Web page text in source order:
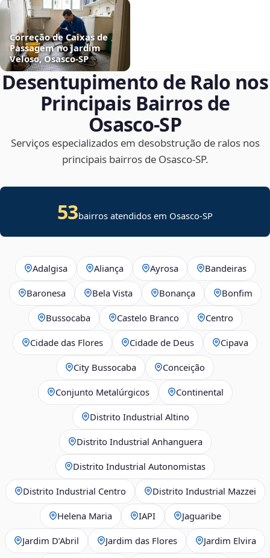
Correção de Caixas de
Passagem no Jardim
Veloso, Osasco‑SP
Desentupimento de Ralo nos
Principais Bairros de
Osasco‑SP
Serviços especializados em desobstrução de ralos nos
principais bairros de Osasco‑SP.
53bairros atendidos em Osasco-SP
Adalgisa Aliança Ayrosa Bandeiras
Baronesa Bela Vista Bonança Bonfim
Bussocaba Castelo Branco Centro
Cidade das Flores Cidade de Deus Cipava
City Bussocaba Conceição
Conjunto Metalúrgicos Continental
Distrito Industrial Altino
Distrito Industrial Anhanguera
Distrito Industrial Autonomistas
Distrito Industrial Centro Distrito Industrial Mazzei
Helena Maria IAPI Jaguaribe
Jardim D’Abril Jardim das Flores Jardim Elvira